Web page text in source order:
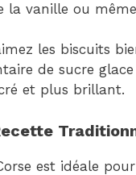
la vanille ou
les biscuits
de sucre
et plus brillant.
est idéale